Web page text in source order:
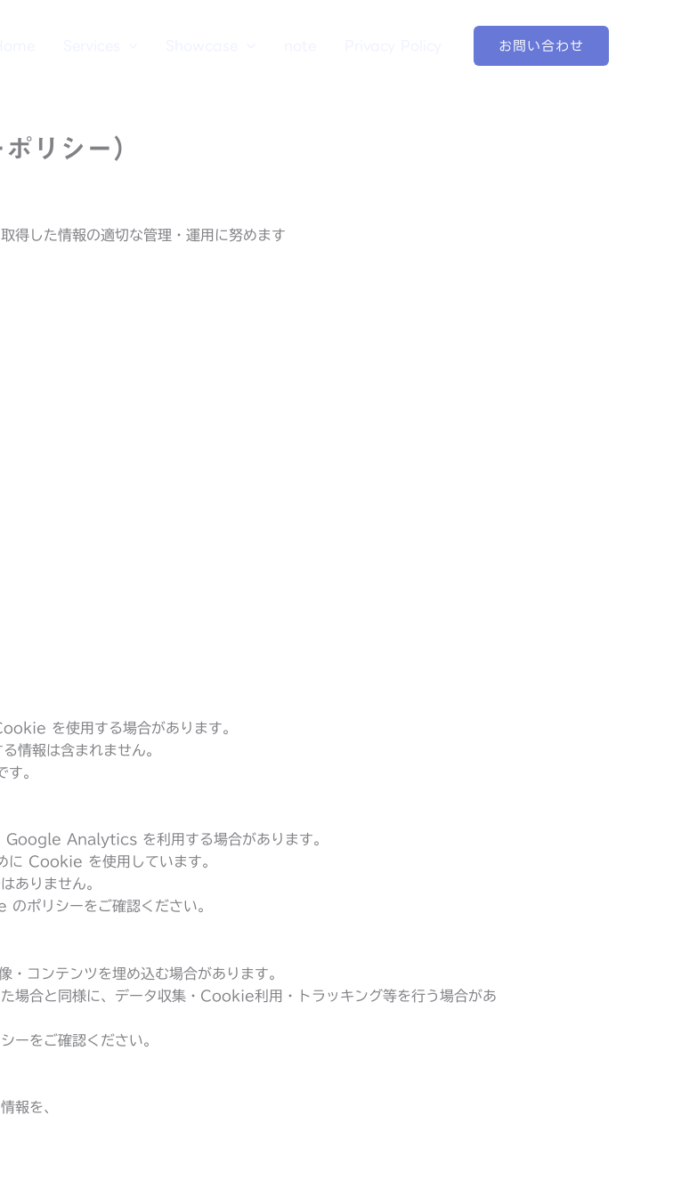
お問い合わせ
リシー）
得した情報の適切な管理・運用に努めます
を使用する場合があります。
情報は含まれません。
。
Google Analytics を利用する場合があります。
Cookie を使用しています。
ありません。
ポリシーをご確認ください。
コンテンツを埋め込む場合があります。
場合と同様に、データ収集・Cookie利用・トラッキング等を行う場合があ
ーをご確認ください。
報を、